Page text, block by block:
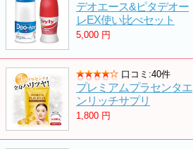
デオエース&ピタデオー
レEX使い比べセット
5,000 円
口コミ:40件
プレミアムプラセンタエ
ンリッチサプリ
1,800 円